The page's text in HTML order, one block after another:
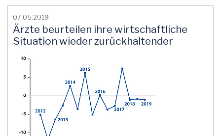
07.05.2019
Ärzte beurteilen ihre wirtschaftliche
Situation wieder zurückhaltender